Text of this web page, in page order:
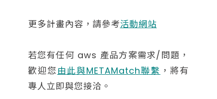
更多計畫內容，請參考活動網站
若您有任何 aws 產品方案需求/問題，
歡迎您 由此與METAMatch聯繫 ，將有
專人立即與您接洽。